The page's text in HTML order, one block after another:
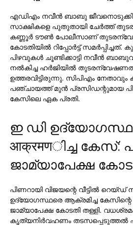
എഡിഎം നവീന്‍ ബാബു
സാക്ഷികളെ പുതുതായി ചേര്‍ത്ത്
കണ്ണൂര്‍ ടൗണ്‍ പോലീസാണ്
കോടതിയില്‍ റിപ്പോര്‍ട്ട് സമര്‍പ്പിച്ചത്.
പിഴവുകള്‍ ചൂണ്ടിക്കാട്ടി നവീന്‍
നല്‍കിച്ച ഹര്‍ജിയില്‍
ഉത്തരവിട്ടിരുന്നു. സിപിഎം നേതാവും
പഞ്ചായത്ത് മുന്‍ പ്രസിഡന്റുമായ
കേസിലെ ഏക പ്രതി.
ഇ ഡി
आक्रमणിച്ച കേസ്:
ജാമ്യാപേക്ഷ
പിണറായി വിജയന്റെ വീട്ടില്‍ റെയ്ഡ്
ഉദ്യോഗസ്ഥരെ ആക്രമിച്ച
ജാമ്യാപേക്ഷ കോടതി തള്ളി.
കൃത്യനിര്‍വഹണം തടസപ്പെടുത്തല്‍